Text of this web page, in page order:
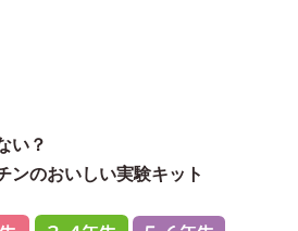
い？
のおいしい実験キット